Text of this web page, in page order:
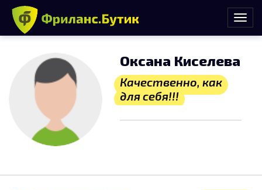
Оксана Киселева
Качественно, как
для себя!!!